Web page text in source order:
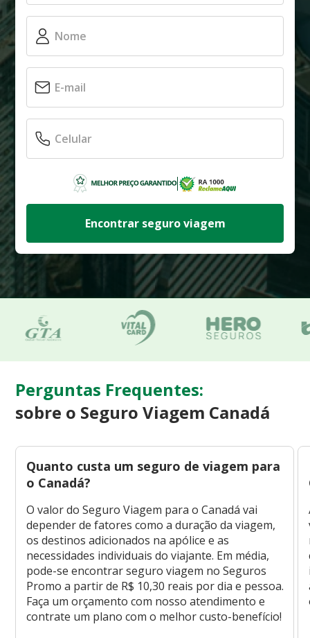
Encontrar seguro viagem
Perguntas Frequentes:
sobre o Seguro Viagem Canadá
Quanto custa um seguro de viagem para
o Canadá?
O valor do Seguro Viagem para o Canadá vai
depender de fatores como a duração da viagem,
os destinos adicionados na apólice e as
necessidades individuais do viajante. Em média,
pode-se encontrar seguro viagem no Seguros
Promo a partir de R$ 10,30 reais por dia e pessoa.
Faça um orçamento com nosso atendimento e
contrate um plano com o melhor custo-benefício!